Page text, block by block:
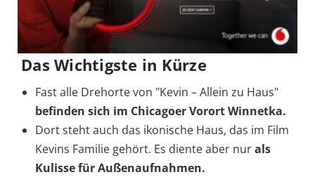
Das Wichtigste in Kürze
Fast alle Drehorte von "Kevin – Allein zu Haus"
befinden sich im Chicagoer Vorort Winnetka.
Dort steht auch das ikonische Haus, das im Film
Kevins Familie gehört. Es diente aber nurals
Kulisse für Außenaufnahmen.